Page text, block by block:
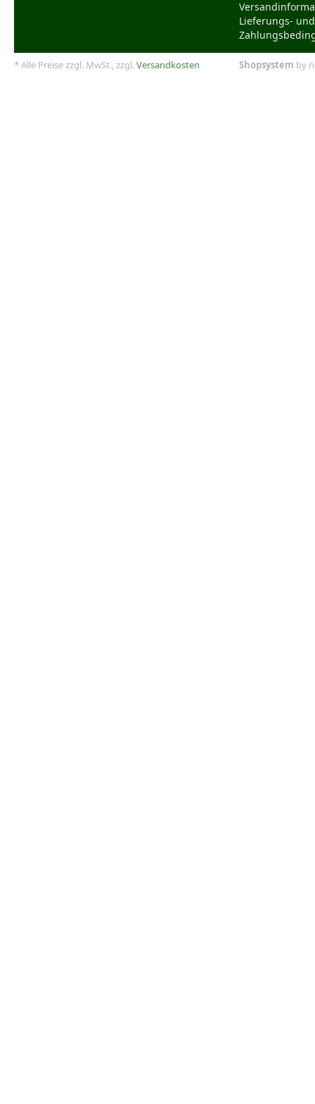
Lieferungs- und
* Alle Preise zzgl. MwSt., zzgl.Versandkosten Shopsystem by